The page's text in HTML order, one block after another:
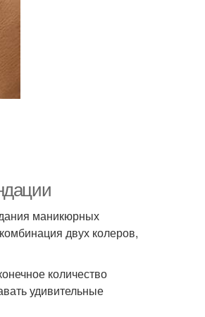
маникюрных
двух колеров,
количество
удивительные